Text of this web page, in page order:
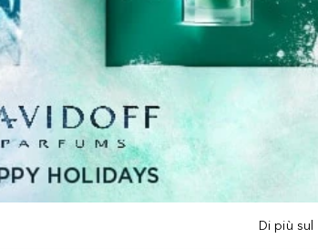
Di più